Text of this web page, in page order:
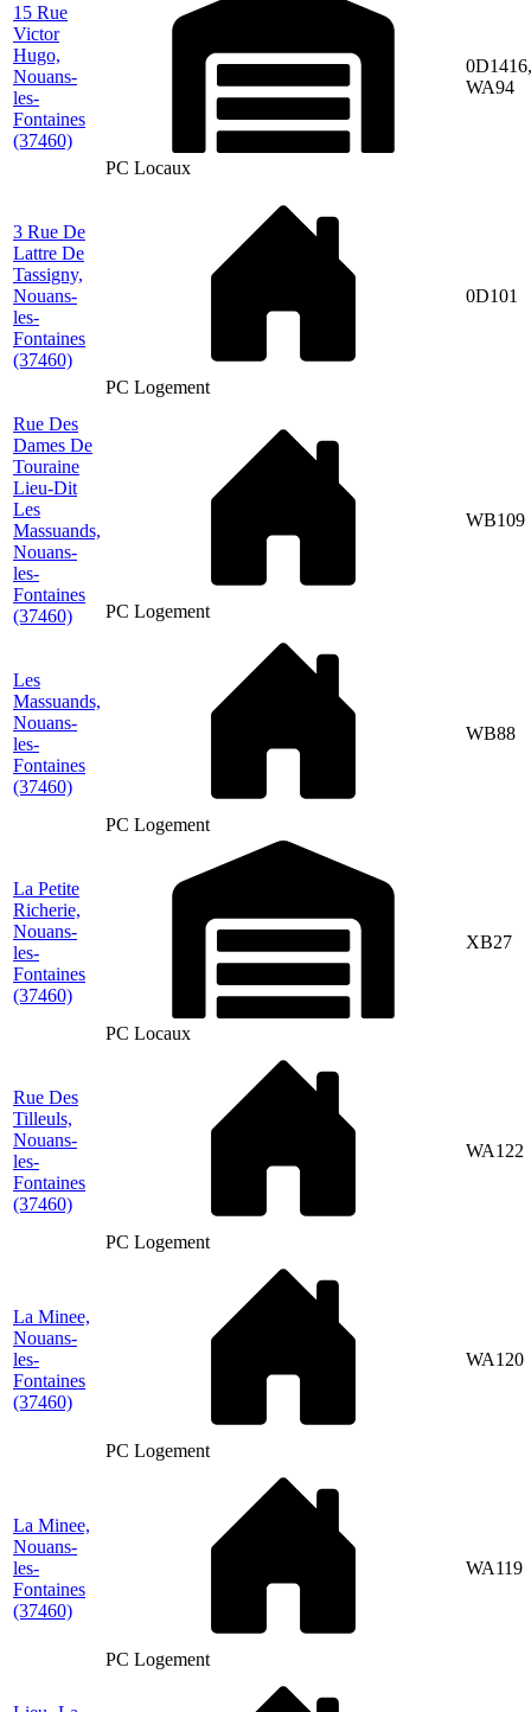
15 Rue
Victor
Hugo,
Nouans-
les-
Fontaines
(37460)
PC Locaux
0D1416,
WA94
3 Rue De
Lattre De
Tassigny,
Nouans-
les-
Fontaines
(37460)
PC Logement
0D101
Rue Des
Dames De
Touraine
Lieu-Dit
Les
Massuands,
Nouans-
les-
Fontaines
(37460)
PC Logement
WB109
Les
Massuands,
Nouans-
les-
Fontaines
(37460)
PC Logement
WB88
La Petite
Richerie,
Nouans-
les-
Fontaines
(37460)
PC Locaux
XB27
Rue Des
Tilleuls,
Nouans-
les-
Fontaines
(37460)
PC Logement
WA122
La Minee,
Nouans-
les-
Fontaines
(37460)
PC Logement
WA120
La Minee,
Nouans-
les-
Fontaines
(37460)
PC Logement
WA119